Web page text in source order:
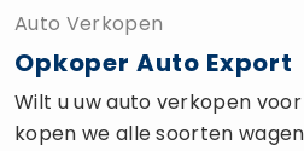
Auto Verkopen
Opkoper Auto Export
Wilt u uw auto verkopen
kopen we alle soorten